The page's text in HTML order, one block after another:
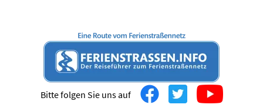
Bitte folgen Sie uns auf